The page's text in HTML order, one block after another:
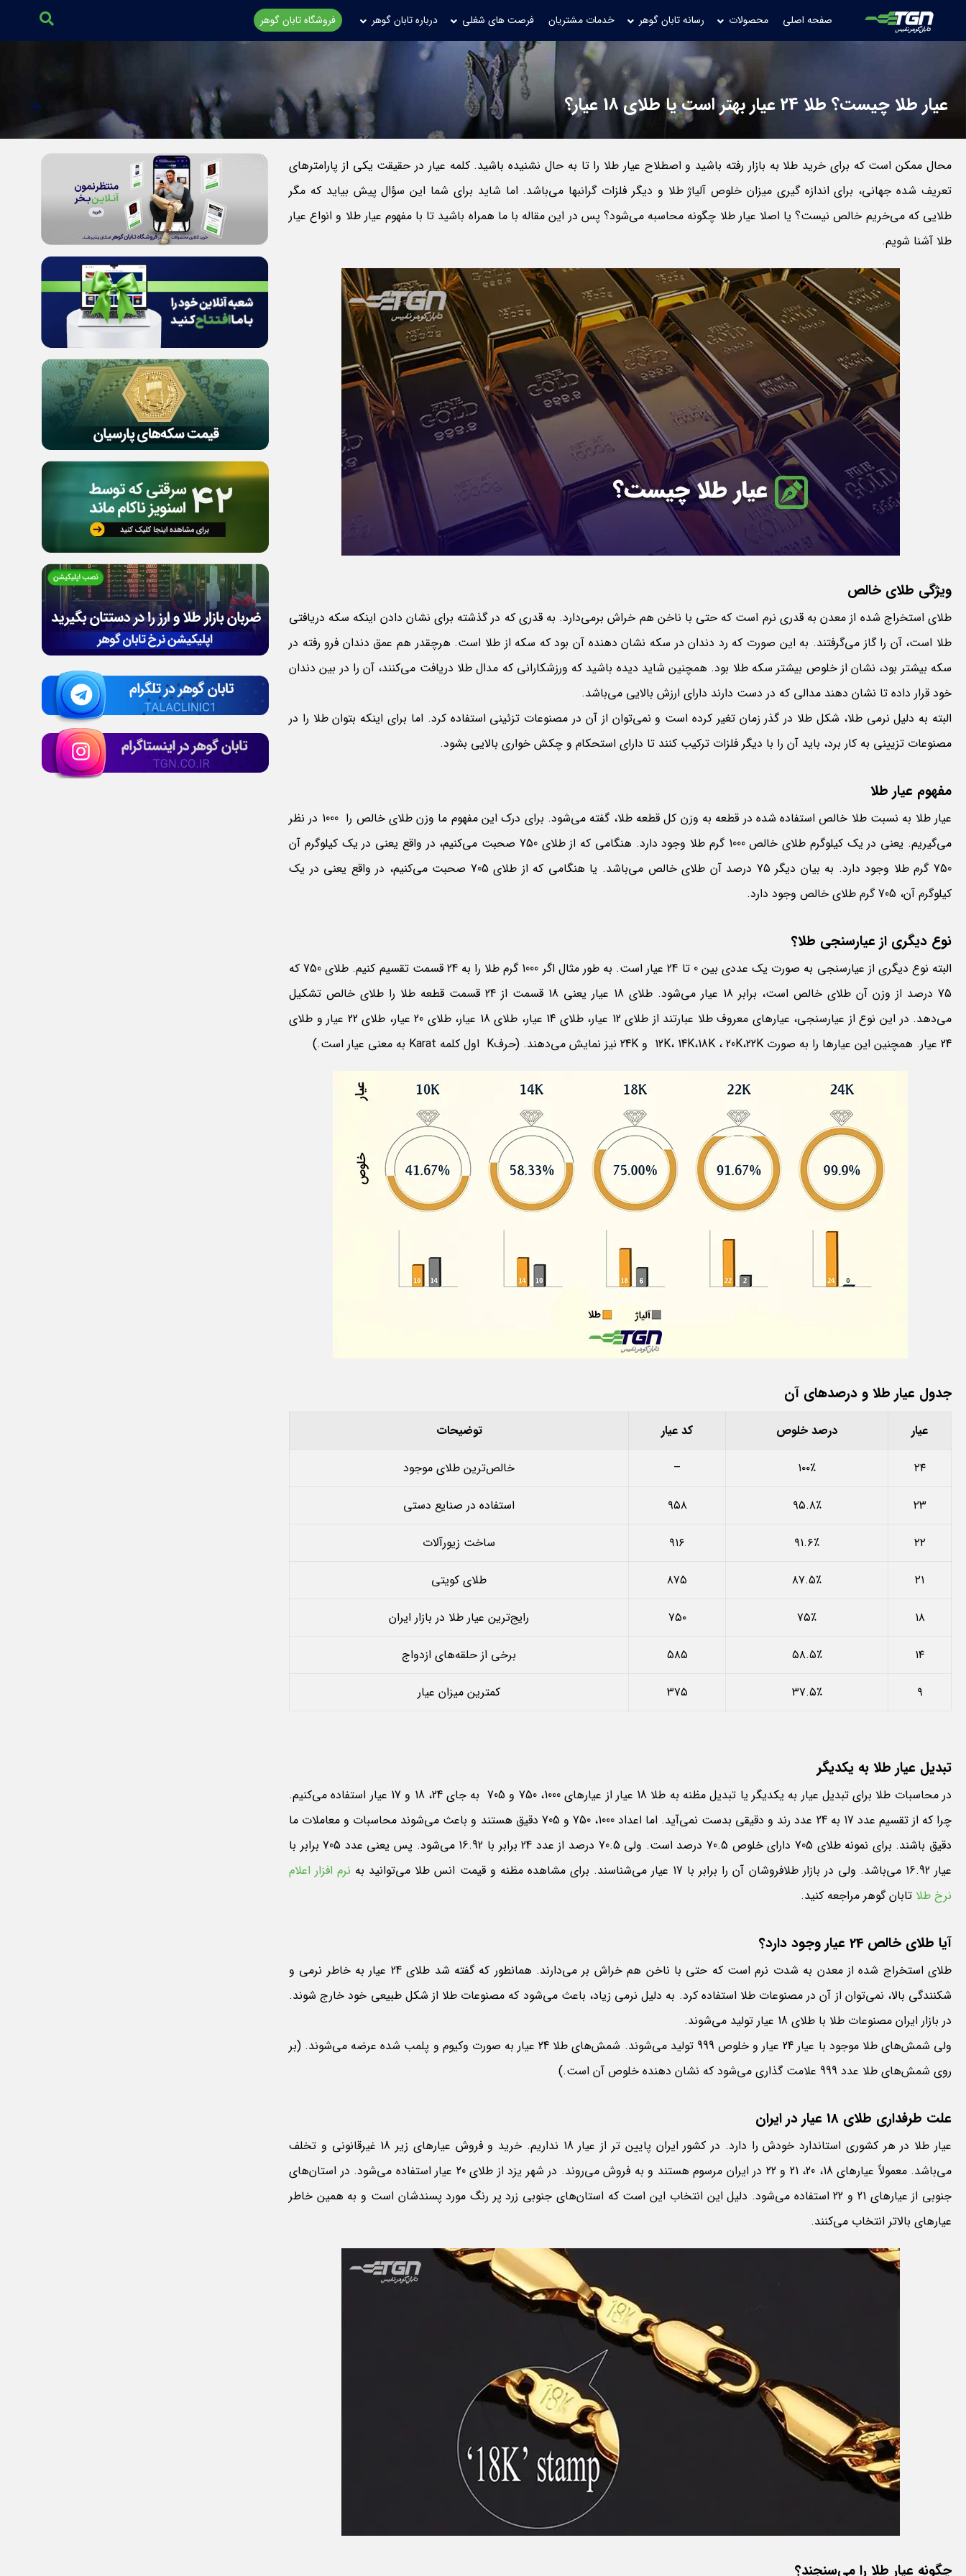
صفحه اصلی محصولات رسانه تابان گوهر خدمات مشتریان فرصت های شغلی درباره تابان گوهر فروشگاه تابان گوهر
عیار طلا چیست؟ طلا 24 عیار بهتر است یا طلای 18 عیار؟
محال ممکن است که برای خرید طلا به بازار رفته باشید و اصطلاح عیار طلا را تا به حال نشنیده باشید. کلمه عیار در حقیقت یکی از پارامترهای
تعریف شده جهانی، برای اندازه گیری میزان خلوص آلیاژ طلا و دیگر فلزات گرانبها می‌باشد. اما شاید برای شما این سؤال پیش بیاید که مگر
طلایی که می‌خریم خالص نیست؟ یا اصلا عیار طلا چگونه محاسبه می‌شود؟ پس در این مقاله با ما همراه باشید تا با مفهوم عیار طلا و انواع عیار
طلا آشنا شویم.
ویژگی طلای خالص
طلای استخراج شده از معدن به قدری نرم است که حتی با ناخن هم خراش برمی‌دارد. به قدری که در گذشته برای نشان دادن اینکه سکه دریافتی
طلا است، آن را گاز می‌گرفتند. به این صورت که رد دندان در سکه نشان دهنده آن بود که سکه از طلا است. هرچقدر هم عمق دندان فرو رفته در
سکه بیشتر بود، نشان از خلوص بیشتر سکه طلا بود. همچنین شاید دیده باشید که ورزشکارانی که مدال طلا دریافت می‌کنند، آن را در بین دندان
خود قرار داده تا نشان دهند مدالی که در دست دارند دارای ارزش بالایی می‌باشد.
البته به دلیل نرمی طلا، شکل طلا در گذر زمان تغیر کرده است و نمی‌توان از آن در مصنوعات تزئینی استفاده کرد. اما برای اینکه بتوان طلا را در
مصنوعات تزیینی به کار برد، باید آن را با دیگر فلزات ترکیب کنند تا دارای استحکام و چکش خواری بالایی بشود.
مفهوم عیار طلا
عیار طلا به نسبت طلا خالص استفاده شده در قطعه به وزن کل قطعه طلا، گفته می‌شود. برای درک این مفهوم ما وزن طلای خالص را 1000 در نظر
می‌گیریم. یعنی در یک کیلوگرم طلای خالص 1000 گرم طلا وجود دارد. هنگامی که از طلای 750 صحبت می‌کنیم، در واقع یعنی در یک کیلوگرم آن
750 گرم طلا وجود دارد. به بیان دیگر 75 درصد آن طلای خالص می‌باشد. یا هنگامی که از طلای 705 صحبت می‌کنیم، در واقع یعنی در یک
کیلوگرم آن، 705 گرم طلای خالص وجود دارد.
نوع دیگری از عیارسنجی طلا؟
البته نوع دیگری از عیارسنجی به صورت یک عددی بین 0 تا 24 عیار است. به طور مثال اگر 1000 گرم طلا را به 24 قسمت تقسیم کنیم. طلای 750 که
75 درصد از وزن آن طلای خالص است، برابر 18 عیار می‌شود. طلای 18 عیار یعنی 18 قسمت از 24 قسمت قطعه طلا را طلای خالص تشکیل
می‌دهد. در این نوع از عیارسنجی، عیارهای معروف طلا عبارتند از طلای 12 عیار، طلای 14 عیار، طلای 18 عیار، طلای 20 عیار، طلای 22 عیار و طلای
24 عیار. همچنین این عیارها را به صورت 12K، 14K،18K ، 20K،22K و 24K نیز نمایش می‌دهند. (حرفK اول کلمه Karat به معنی عیار است.)
جدول عیار طلا و درصدهای آن
عیار درصد خلوص کد عیار توضیحات
۲۴ ۱۰۰٪ – خالص‌ترین طلای موجود
۲۳ ۹۵.۸٪ ۹۵۸ استفاده در صنایع دستی
۲۲ ۹۱.۶٪ ۹۱۶ ساخت زیورآلات
۲۱ ۸۷.۵٪ ۸۷۵ طلای کویتی
۱۸ ۷۵٪ ۷۵۰ رایج‌ترین عیار طلا در بازار ایران
۱۴ ۵۸.۵٪ ۵۸۵ برخی از حلقه‌های ازدواج
۹ ۳۷.۵٪ ۳۷۵ کمترین میزان عیار
تبدیل عیار طلا به یکدیگر
در محاسبات طلا برای تبدیل عیار به یکدیگر یا تبدیل مظنه به طلا 18 عیار از عیارهای 1000، 750 و 705 به جای 24، 18 و 17 عیار استفاده می‌کنیم.
چرا که از تقسیم عدد 17 به 24 عدد رند و دقیقی بدست نمی‌آید. اما اعداد 1000، 750 و 705 دقیق هستند و باعث می‌شوند محاسبات و معاملات ما
دقیق باشند. برای نمونه طلای 705 دارای خلوص 70.5 درصد است. ولی 70.5 درصد از عدد 24 برابر با 16.92 می‌شود. پس یعنی عدد 705 برابر با
عیار 16.92 می‌باشد. ولی در بازار طلافروشان آن را برابر با 17 عیار می‌شناسند. برای مشاهده مظنه و قیمت انس طلا می‌توانید به
نرم افزار اعلام
نرخ طلا تابان گوهر مراجعه کنید.
آیا طلای خالص 24 عیار وجود دارد؟
طلای استخراج شده از معدن به شدت نرم است که حتی با ناخن هم خراش بر می‌دارند. همانطور که گفته شد طلای 24 عیار به خاطر نرمی و
شکنندگی بالا، نمی‌توان از آن در مصنوعات طلا استفاده کرد. به دلیل نرمی زیاد، باعث می‌شود که مصنوعات طلا از شکل طبیعی خود خارج شوند.
در بازار ایران مصنوعات طلا با طلای 18 عیار تولید می‌شوند.
ولی شمش‌های طلا موجود با عیار 24 عیار و خلوص 999 تولید می‌شوند. شمش‌های طلا 24 عیار به صورت وکیوم و پلمب شده عرضه می‌شوند. (بر
روی شمش‌های طلا عدد 999 علامت گذاری می‌شود که نشان دهنده خلوص آن است.)
علت طرفداری طلای 18 عیار در ایران
عیار طلا در هر کشوری استاندارد خودش را دارد. در کشور ایران پایین تر از عیار 18 نداریم. خرید و فروش عیارهای زیر 18 غیرقانونی و تخلف
می‌باشد. معمولاً عیارهای 18، 20، 21 و 22 در ایران مرسوم هستند و به فروش می‌روند. در شهر یزد از طلای 20 عیار استفاده می‌شود. در استان‌های
جنوبی از عیارهای 21 و 22 استفاده می‌شود. دلیل این انتخاب این است که استان‌های جنوبی زرد پر رنگ مورد پسندشان است و به همین خاطر
عیارهای بالاتر انتخاب می‌کنند.
چگونه عیار طلا را می‌سنجند؟